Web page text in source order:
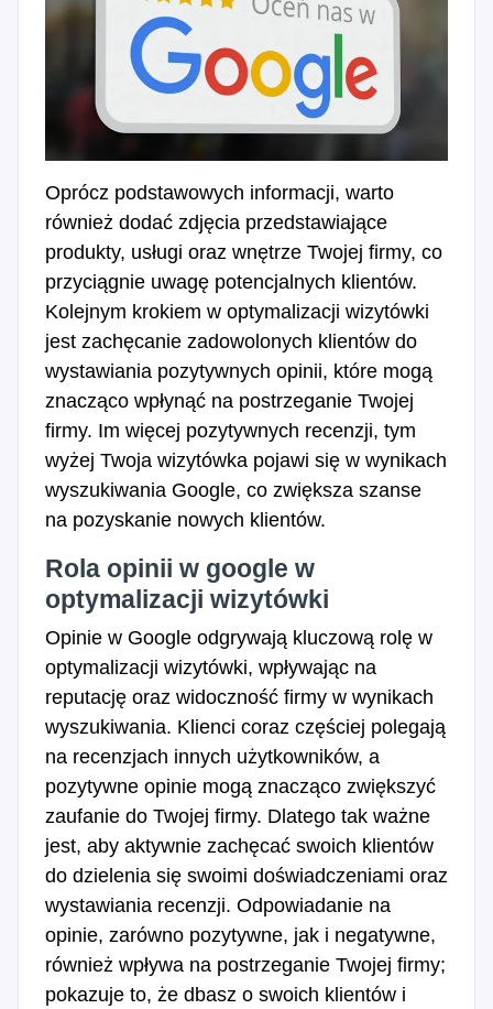
Oprócz podstawowych informacji, warto
również dodać zdjęcia przedstawiające
produkty, usługi oraz wnętrze Twojej firmy, co
przyciągnie uwagę potencjalnych klientów.
Kolejnym krokiem w optymalizacji wizytówki
jest zachęcanie zadowolonych klientów do
wystawiania pozytywnych opinii, które mogą
znacząco wpłynąć na postrzeganie Twojej
firmy. Im więcej pozytywnych recenzji, tym
wyżej Twoja wizytówka pojawi się w wynikach
wyszukiwania Google, co zwiększa szanse
na pozyskanie nowych klientów.
Rola opinii w google w
optymalizacji wizytówki
Opinie w Google odgrywają kluczową rolę w
optymalizacji wizytówki, wpływając na
reputację oraz widoczność firmy w wynikach
wyszukiwania. Klienci coraz częściej polegają
na recenzjach innych użytkowników, a
pozytywne opinie mogą znacząco zwiększyć
zaufanie do Twojej firmy. Dlatego tak ważne
jest, aby aktywnie zachęcać swoich klientów
do dzielenia się swoimi doświadczeniami oraz
wystawiania recenzji. Odpowiadanie na
opinie, zarówno pozytywne, jak i negatywne,
również wpływa na postrzeganie Twojej firmy;
pokazuje to, że dbasz o swoich klientów i